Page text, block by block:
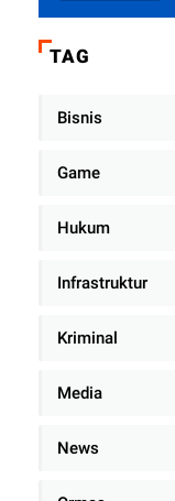
TAG
Bisnis
Game
Hukum
Infrastruktur
Kriminal
Media
News